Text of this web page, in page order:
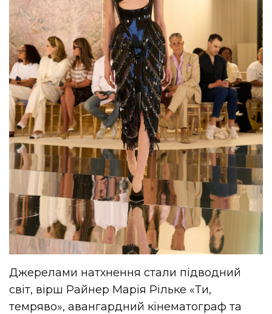
Джерелами натхнення стали підводний
світ, вірш Райнер Марія Рільке «Ти,
темряво», авангардний кінематограф та